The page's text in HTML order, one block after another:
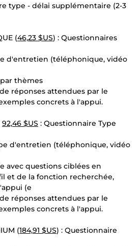
type - délai supplémentaire (2-3
(46,23 $US) : Questionnaires
d'entretien (téléphonique, vidéo
thèmes
réponses attendues par le
concrets à l'appui.
92,46 $US : Questionnaire Type
d'entretien (téléphonique, vidéo
avec questions ciblées en
et de la fonction recherchée,
(e
réponses attendues par le
concrets à l'appui.
(184,91 $US) : Questionnaire